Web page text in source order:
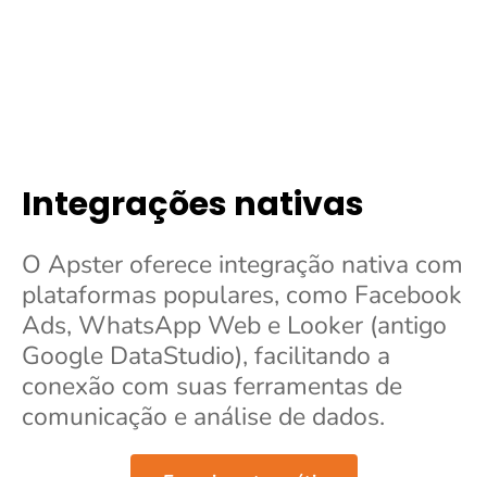
Integrações nativas
O Apster oferece integração nativa com
plataformas populares, como Facebook
Ads, WhatsApp Web e Looker (antigo
Google DataStudio), facilitando a
conexão com suas ferramentas de
comunicação e análise de dados.